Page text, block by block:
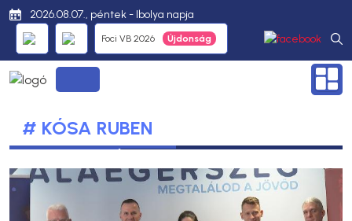
2026.08.07., péntek - Ibolya napja
Foci VB 2026
# KÓSA RUBEN